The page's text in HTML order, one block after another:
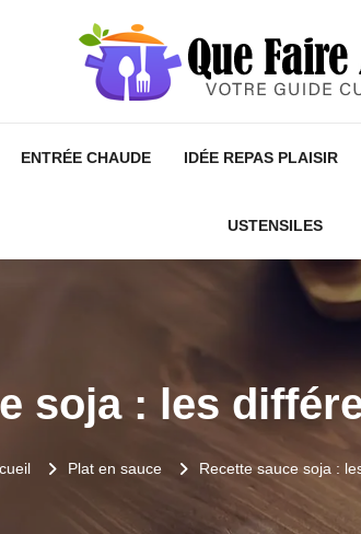
ENTRÉE CHAUDE IDÉE REPAS PLAISIR
USTENSILES
soja : les
Plat en sauce Recette sauce soja :